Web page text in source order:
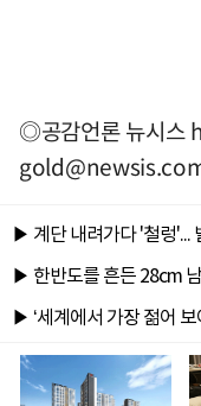
◎공감언론 뉴시스